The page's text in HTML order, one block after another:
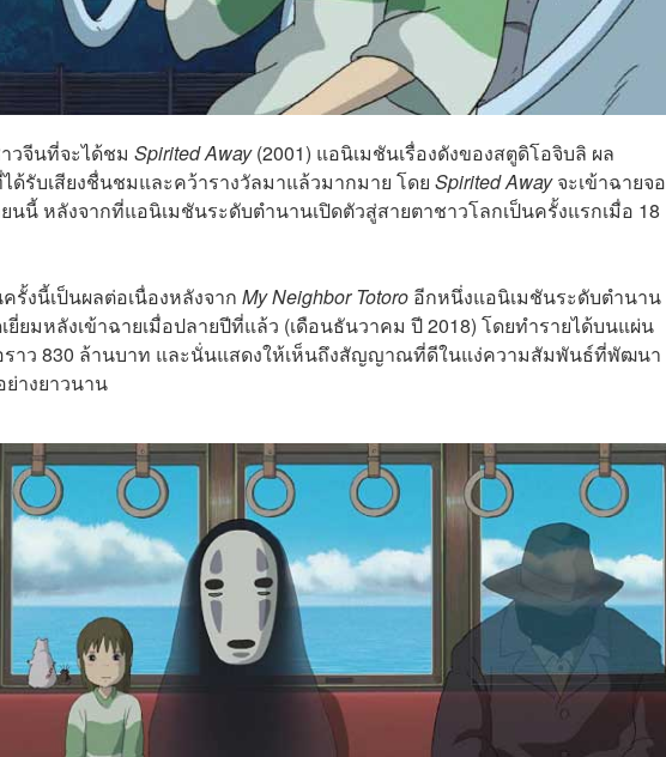
วจีนที่จะได้ชม Spirited Away(2001) แอนิเมชันเรื่องดังของสตูดิโอจิบลิ ผล
ด้รับเสียงชื่นชมและคว้ารางวัลมาแล้วมากมาย โดย Spirited Awayจะเข้าฉายจอ
หลังจากที่แอนิเมชันระดับตำนานเปิดตัวสู่สายตาชาวโลกเป็นครั้งแรกเมื่อ 18
รั้งนี้เป็นผลต่อเนื่องหลังจาก My Neighbor Totoro อีกหนึ่งแอนิเมชันระดับตำนาน
ยมหลังเข้าฉายเมื่อปลายปีที่แล้ว (เดือนธันวาคม ปี 2018) โดยทำรายได้บนแผ่น
ราว 830 ล้านบาท และนั่นแสดงให้เห็นถึงสัญญาณที่ดีในแง่ความสัมพันธ์ที่พัฒนา
างยาวนาน